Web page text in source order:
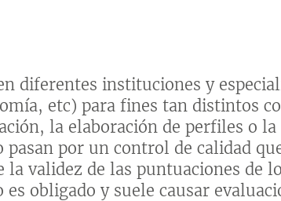
diferentes instituciones y
etc) para fines tan distintos
la elaboración de perfiles o la
por un control de calidad
validez de las puntuaciones de
obligado y suele causar